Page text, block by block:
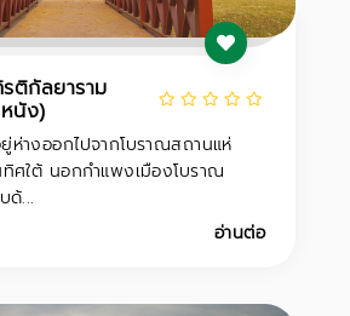
ติกัลยาราม
นัง)
างออกไปจากโบราณสถานแห่
ศใต้ นอกกำแพงเมืองโบราณ
ด้...
อ่านต่อ